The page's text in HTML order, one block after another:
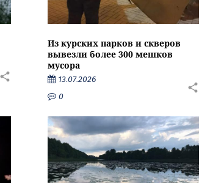
Из курских парков и скверов
вывезли более 300 мешков
мусора
13.07.2026
0